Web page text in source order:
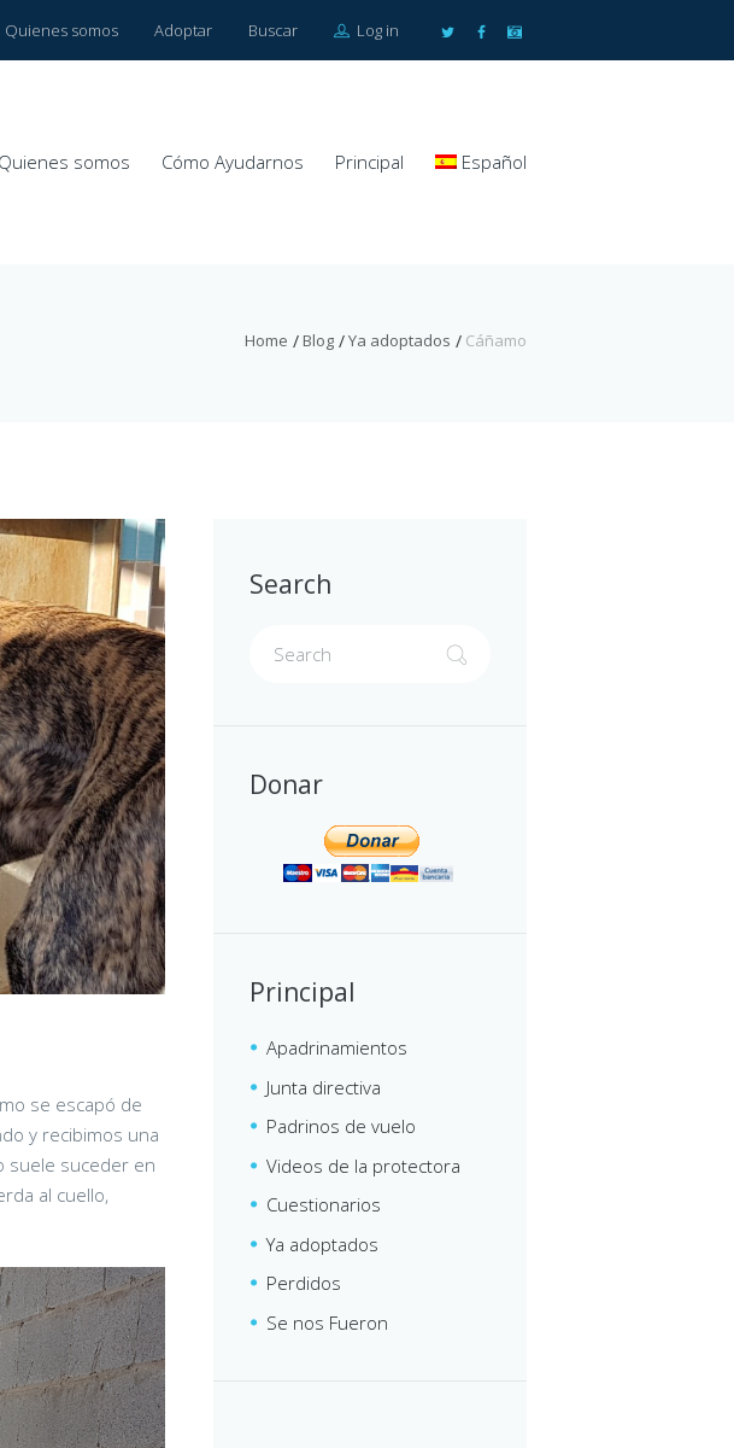
Quienes somos Adoptar Buscar Log in
Quienes somos Cómo Ayudarnos Principal Español
Home Blog Ya adoptados Cáñamo
se escapó de
y recibimos una
suele suceder en
al cuello,
Search
Donar
Principal
Apadrinamientos
Junta directiva
Padrinos de vuelo
Videos de la protectora
Cuestionarios
Ya adoptados
Perdidos
Se nos Fueron